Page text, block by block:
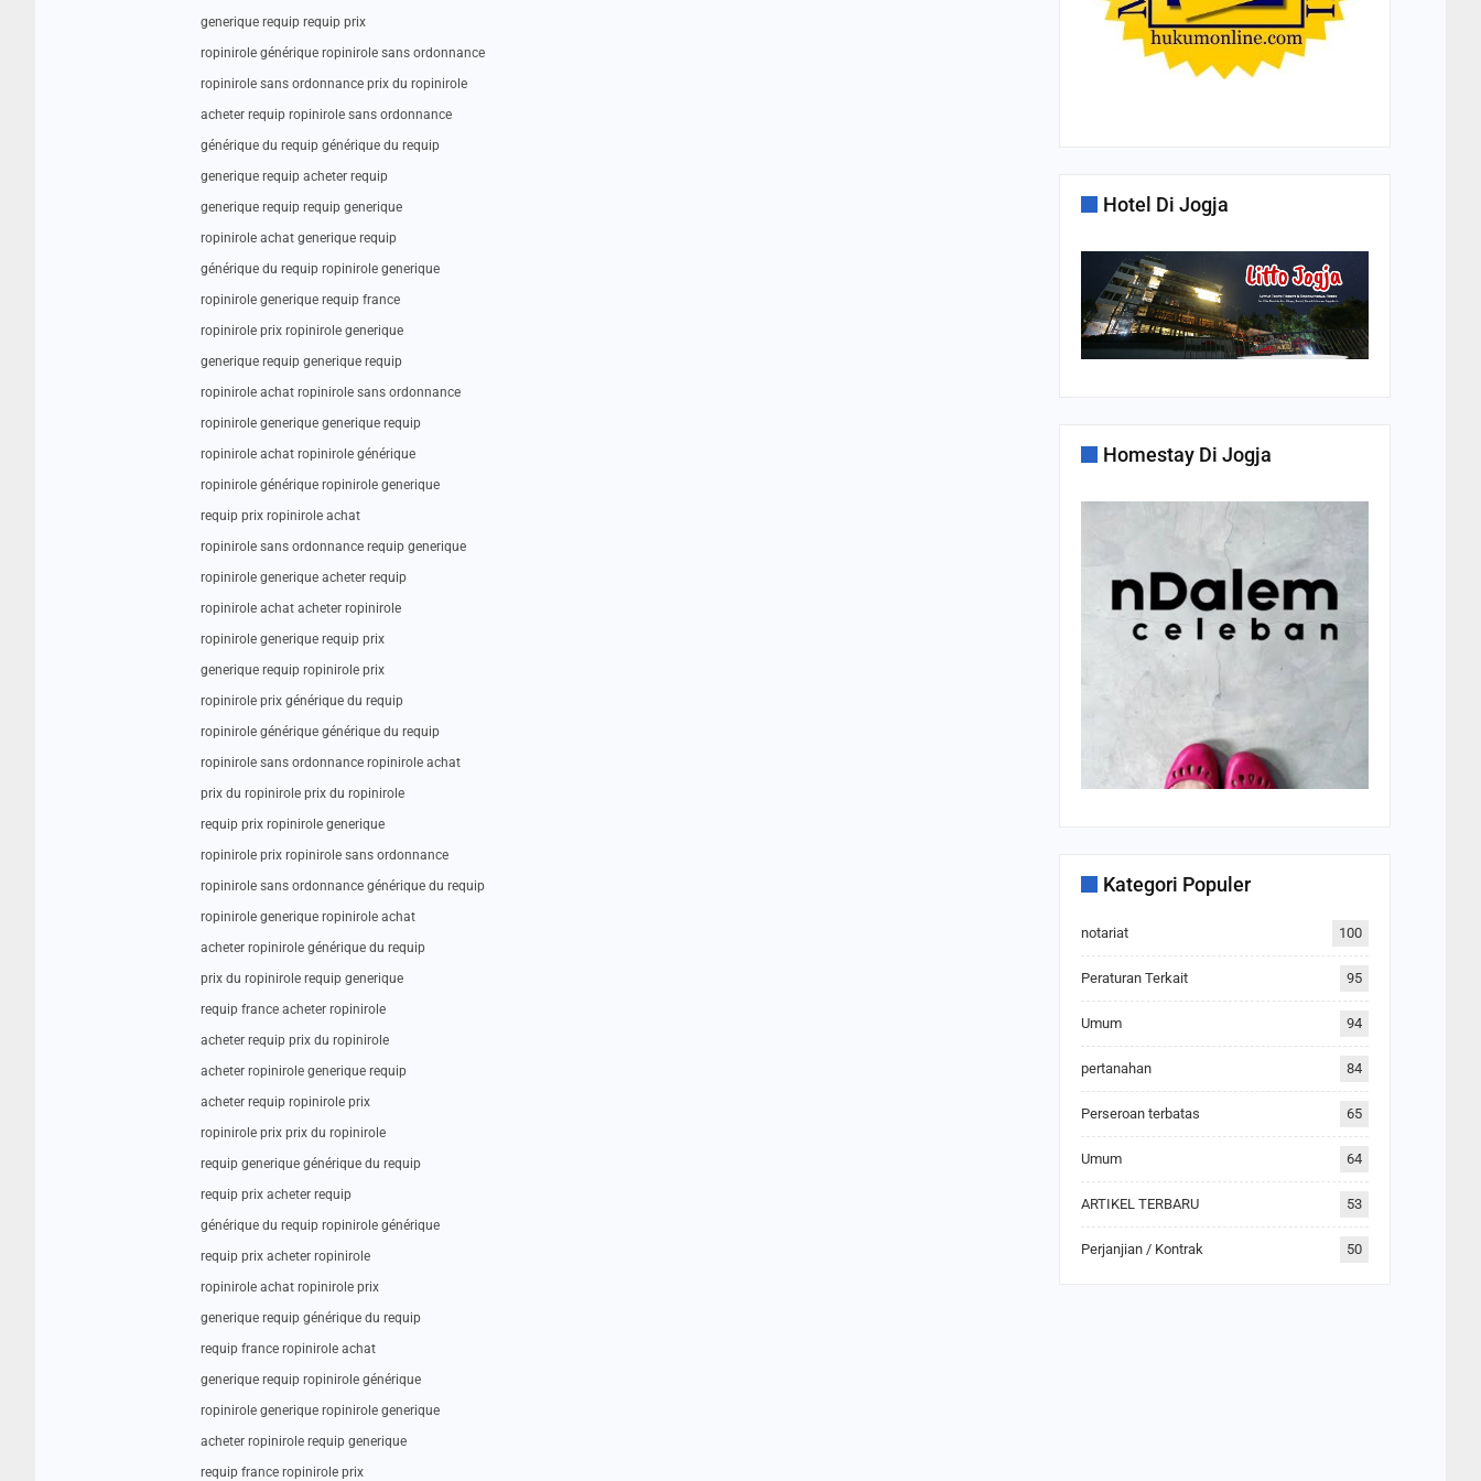
generique requip requip prix
ropinirole générique ropinirole sans ordonnance
ropinirole sans ordonnance prix du ropinirole
acheter requip ropinirole sans ordonnance
générique du requip générique du requip
generique requip acheter requip
generique requip requip generique
ropinirole achat generique requip
générique du requip ropinirole generique
ropinirole generique requip france
ropinirole prix ropinirole generique
generique requip generique requip
ropinirole achat ropinirole sans ordonnance
ropinirole generique generique requip
ropinirole achat ropinirole générique
ropinirole générique ropinirole generique
requip prix ropinirole achat
ropinirole sans ordonnance requip generique
ropinirole generique acheter requip
ropinirole achat acheter ropinirole
ropinirole generique requip prix
generique requip ropinirole prix
ropinirole prix générique du requip
ropinirole générique générique du requip
ropinirole sans ordonnance ropinirole achat
prix du ropinirole prix du ropinirole
requip prix ropinirole generique
ropinirole prix ropinirole sans ordonnance
ropinirole sans ordonnance générique du requip
ropinirole generique ropinirole achat
acheter ropinirole générique du requip
prix du ropinirole requip generique
requip france acheter ropinirole
acheter requip prix du ropinirole
acheter ropinirole generique requip
acheter requip ropinirole prix
ropinirole prix prix du ropinirole
requip generique générique du requip
requip prix acheter requip
générique du requip ropinirole générique
requip prix acheter ropinirole
ropinirole achat ropinirole prix
generique requip générique du requip
requip france ropinirole achat
generique requip ropinirole générique
ropinirole generique ropinirole generique
acheter ropinirole requip generique
requip france ropinirole prix
Hotel Di Jogja
Homestay Di Jogja
Kategori Populer
notariat 100
Peraturan Terkait 95
Umum 94
pertanahan 84
Perseroan terbatas 65
Umum 64
ARTIKEL TERBARU 53
Perjanjian / Kontrak 50